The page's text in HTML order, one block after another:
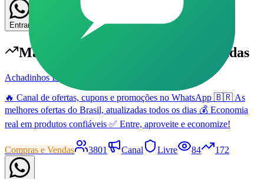
Entrar
Mais populares em Compras e Vendas
Achadinhos Brasil
🔥 Canal de ofertas, cupons e promoções no WhatsApp 🇧🇷 As
melhores ofertas do Brasil, atualizadas todos os dias 💰 Economia
real em produtos confiáveis ✅ Entre, aproveite e economize!
Compras e Vendas 3801 Canal Livre 84 172